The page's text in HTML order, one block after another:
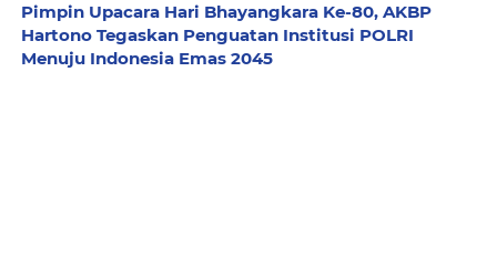
Pimpin Upacara Hari Bhayangkara Ke-80, AKBP
Hartono Tegaskan Penguatan Institusi POLRI
Menuju Indonesia Emas 2045